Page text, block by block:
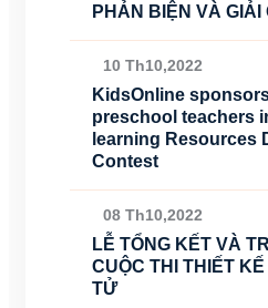
PHẢN BIỆN VÀ
10 Th10,2022
KidsOnline
preschool teachers
learning Resources
Contest
08 Th10,2022
LỄ TỔNG KẾT VÀ
CUỘC THI THIẾT
TỬ